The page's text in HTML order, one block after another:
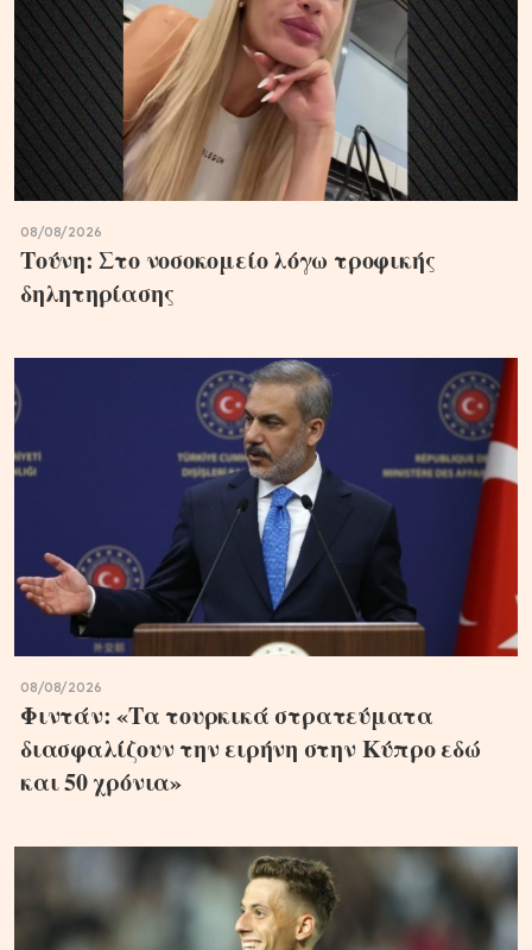
08/08/2026
Τούνη: Στο νοσοκομείο λόγω τροφικής
δηλητηρίασης
08/08/2026
Φιντάν: «Τα τουρκικά στρατεύματα
διασφαλίζουν την ειρήνη στην Κύπρο εδώ
και 50 χρόνια»